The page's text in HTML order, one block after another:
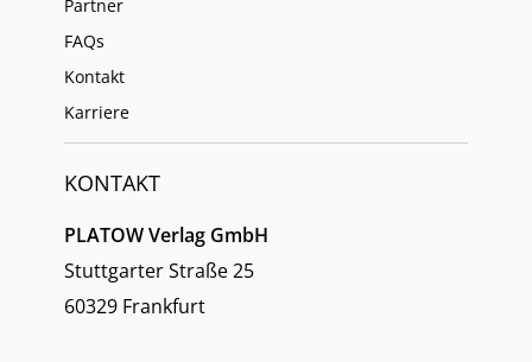
Partner
FAQs
Kontakt
Karriere
KONTAKT
PLATOW Verlag GmbH
Stuttgarter Straße 25
60329 Frankfurt